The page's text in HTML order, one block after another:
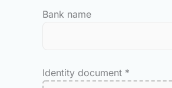
Bank name
Identity document *